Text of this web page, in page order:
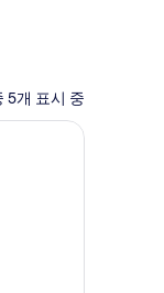
16일
5개 표시 중
산 면 시트, 고급 침구,